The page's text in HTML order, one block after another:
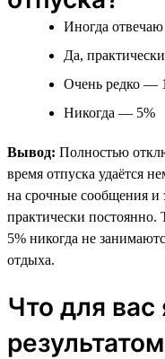
Иногда
Да,
Очень редко —
Никогда — 5%
Вывод: Полностью
время отпуска удаётся
на срочные сообщения и
практически постоянно.
5% никогда не
отдыха.
Что для вас